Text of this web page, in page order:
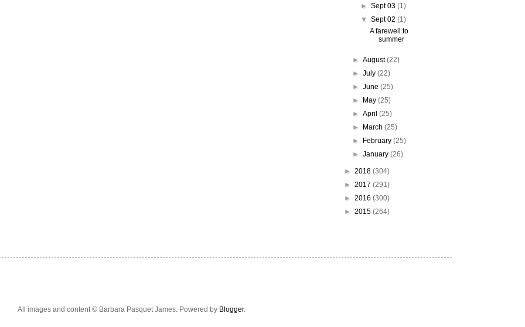
►Sept 03(1)
▼Sept 02(1)
A farewell to
summer
► August(22)
► July (22)
► June (25)
►
May (25)
► April (25)
►
March (25)
►
February (25)
► January (26)
► 2018 (304)
► 2017 (291)
► 2016 (300)
► 2015 (264)
All images and content © Barbara Pasquet James. Powered by Blogger.